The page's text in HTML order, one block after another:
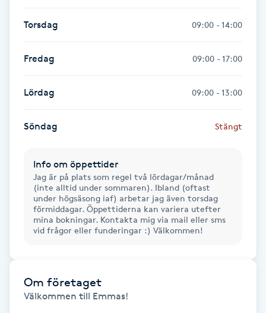
HIFU
Hollywood Peel
Hot Stone Massage
Hot yoga
Hudföryngring
Huduppstramning
Hudvård
Hyaluronsyra
Hyperhidros
Torsdag 09:00 - 14:00
Fredag 09:00 - 17:00
Lördag 09:00 - 13:00
Söndag Stängt
Info om öppettider
Jag är på plats som regel två lördagar/månad
(inte alltid under sommaren). Ibland (oftast
under högsäsong iaf) arbetar jag även torsdag
förmiddagar. Öppettiderna kan variera utefter
mina bokningar. Kontakta mig via mail eller sms
vid frågor eller funderingar :) Välkommen!
Om företaget
Välkommen till Emmas!